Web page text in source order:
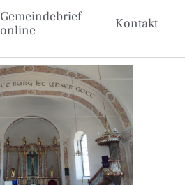
Gemeindebrief
online
Kontakt